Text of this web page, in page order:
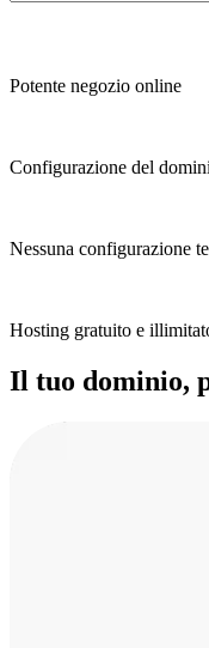
Potente negozio online
Configurazione del
Nessuna configurazione
Hosting gratuito e
Il tuo dominio,